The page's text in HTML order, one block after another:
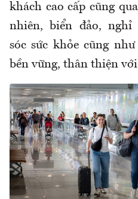
khách cao cấp cũng
nhiên, biển đảo,
sóc sức khỏe cũng
bền vững, thân thiện